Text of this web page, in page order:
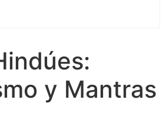
y Mantras